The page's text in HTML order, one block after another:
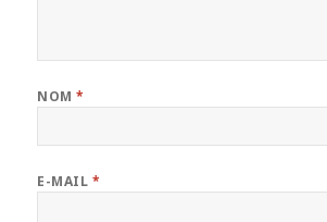
NOM*
E-MAIL *